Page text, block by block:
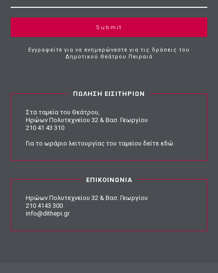
Submit
Εγγραφείτε για να ενημερώνεστε για τις δράσεις του
Δημοτικού Θεάτρου Πειραιά
ΠΩΛΗΣΗ ΕΙΣΙΤΗΡΙΩΝ
Στα ταμεία του Θεάτρου,
Ηρώων Πολυτεχνείου 32 & Βασ. Γεωργίου
210 41 43 310
Για το ωράριο λειτουργίας του ταμείουδείτε εδώ
ΕΠΙΚΟΙΝΩΝΙΑ
Ηρώων Πολυτεχνείου 32 & Βασ. Γεωργίου
210 4143 300
info@dithepi.gr